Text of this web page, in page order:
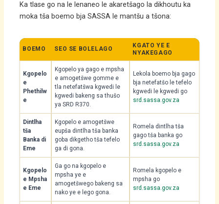
Ka tlase go na le lenaneo le akaretšago la dikhoutu ka
moka tša boemo bja SASSA le mantšu a tšona:
BOEMO SEO SE BOLELAGO
KGATO YE E
NYAKEGAGO
Kgopelo
e
Phethilw
e
Kgopelo ya gago e mpsha
e amogetšwe gomme e
tla netefatšwa kgwedi le
kgwedi bakeng sa thušo
ya SRD R370.
Lekola boemo bja gago
bja netefatšo le tefelo
kgwedi le kgwedi go
srd.sassa.gov.za
Dintlha
tša
Banka di
Eme
Kgopelo e amogetšwe
eupša dintlha tša banka
goba dikgetho tša tefelo
ga di gona.
Romela dintlha tša
gago tša banka go
srd.sassa.gov.za
Kgopelo
e Mpsha
e Eme
Ga go na kgopelo e
mpsha ye e
amogetšwego bakeng sa
nako ye e lego gona.
Romela kgopelo e
mpsha go
srd.sassa.gov.za